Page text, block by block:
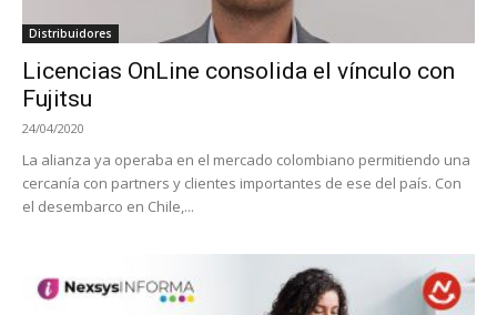
Distribuidores
Licencias OnLine consolida el vínculo con
Fujitsu
24/04/2020
La alianza ya operaba en el mercado colombiano permitiendo una
cercanía con partners y clientes importantes de ese del país. Con
el desembarco en Chile,...